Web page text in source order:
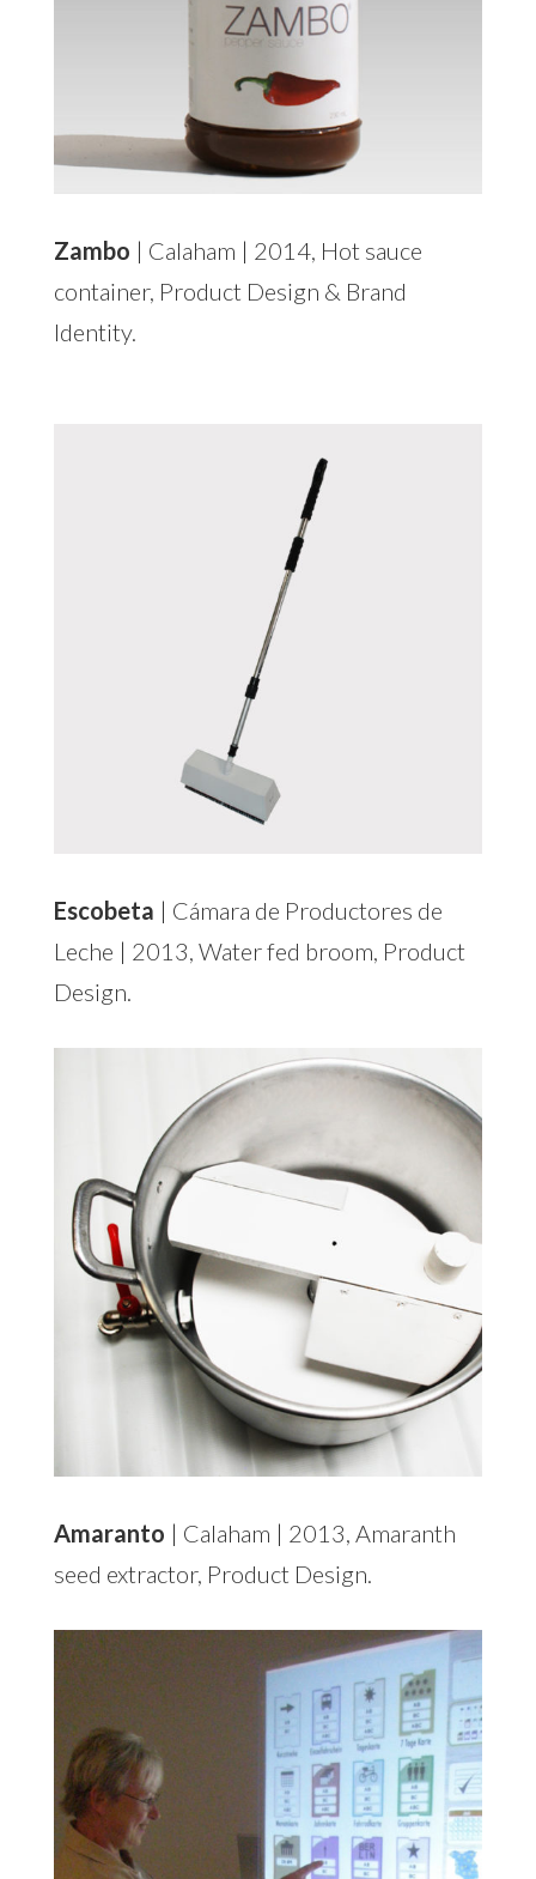
Zambo | Calaham | 2014, Hot sauce
container, Product Design & Brand
Identity.
Escobeta | Cámara de Productores de
Leche | 2013, Water fed broom, Product
Design.
Amaranto | Calaham | 2013, Amaranth
seed extractor, Product Design.